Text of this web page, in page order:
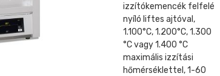
izzítókemencék felfelé
nyíló liftes ajtóval,
1.100°C, 1.200°C, 1.300
°C vagy 1.400 °C
maximális izzítási
hőmérséklettel, 1-60